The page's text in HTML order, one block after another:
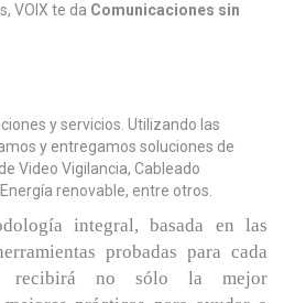
VOIX te da Comunicaciones sin
y servicios. Utilizando las
y entregamos soluciones de
Video Vigilancia, Cableado
renovable, entre otros.
integral, basada en las
probadas para cada
recibirá no sólo la mejor